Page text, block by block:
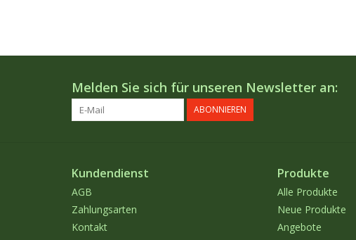
Melden Sie sich für unseren Newsletter an:
ABONNIEREN
Kundendienst
AGB
Zahlungsarten
Kontakt
Produkte
Alle Produkte
Neue Produkte
Angebote